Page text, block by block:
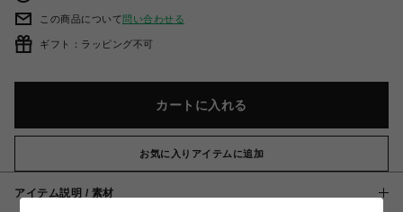
この商品について問い合わせる
ギフト：ラッピング不可
カートに入れる
お気に入りアイテムに追加
アイテム説明 / 素材